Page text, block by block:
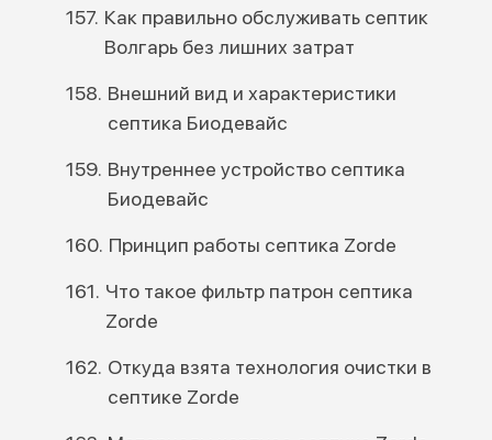
Как правильно обслуживать септик
Волгарь без лишних затрат
Внешний вид и характеристики
септика Биодевайс
Внутреннее устройство септика
Биодевайс
Принцип работы септика Zorde
Что такое фильтр патрон септика
Zorde
Откуда взята технология очистки в
септике Zorde